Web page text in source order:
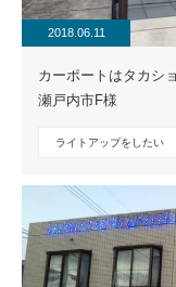
2018.06.11
カーポートはタカシ
瀬戸内市F様
ライトアップをしたい